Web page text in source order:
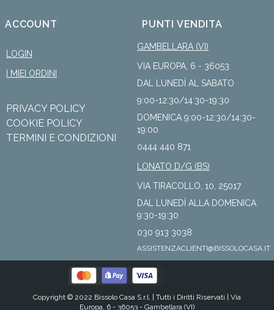
ACCOUNT
LOGIN
I MIEI ORDINI
PRIVACY POLICY
COOKIE POLICY
TERMINI E CONDIZIONI
PUNTI VENDITA
GAMBELLARA (VI)
VIA EUROPA, 6 - 36053
DAL LUNEDÌ AL SABATO
9:00-12:30/14:30-19:30
DOMENICA 9:00-12:30/14:30-
19:00
0444 440 871
LONATO D/G (BS)
VIA TIRACOLLO, 10, 25017
DAL LUNEDÌ ALLA DOMENICA
9:30-19:30
030 913 3038
ASSISTENZACLIENTI@BISSOLOCASA.IT
Copyright © 2022 Bissolo Casa S.r.l. | Tutti i Diritti Riservati | Via
Europa, 6 - 36053 - Gambellara (VI)